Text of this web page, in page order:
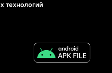
технологий